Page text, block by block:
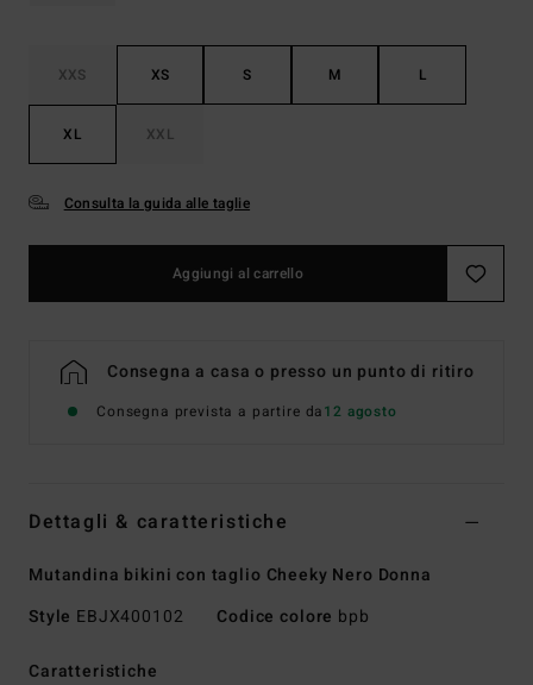
XXS XS S M L
XL XXL
Consulta la guida alle taglie
Aggiungi al carrello
Consegna a casa o presso un punto di ritiro
Consegna prevista a partire da12 agosto
Dettagli & caratteristiche
Mutandina bikini con taglio Cheeky Nero Donna
Style EBJX400102 Codice colore bpb
Caratteristiche